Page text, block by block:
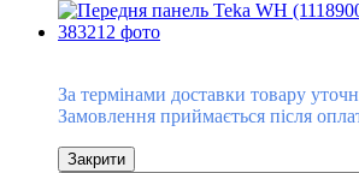
За термінами доставки товару
Замовлення приймається після
Закрити